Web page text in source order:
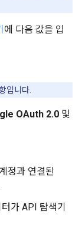
에 다음 값을 입
입니다.
OAuth 2.0 및
정과 연결된
가 API 탐색기